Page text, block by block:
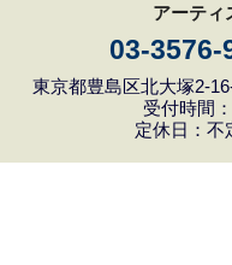
アーティ
03-3576-
東京都豊島区北大塚2-
受付時間
定休日：不